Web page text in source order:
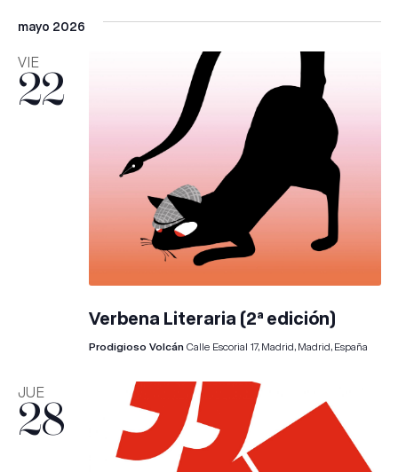
mayo 2026
VIE
22
Verbena Literaria (2ª edición)
Prodigioso Volcán Calle Escorial 17, Madrid, Madrid, España
JUE
28